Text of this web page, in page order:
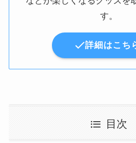
す。
詳細はこち
目次